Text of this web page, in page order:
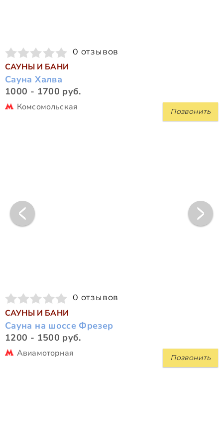
0 отзывов
САУНЫ И БАНИ
Сауна Халва
1000 - 1700 руб.
Позвонить
Комсомольская
0 отзывов
САУНЫ И БАНИ
Сауна на шоссе Фрезер
1200 - 1500 руб.
Позвонить
Авиамоторная